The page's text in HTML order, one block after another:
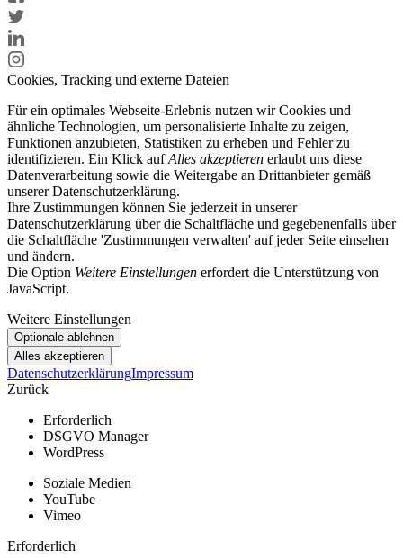
Cookies, Tracking und externe Dateien
Für ein optimales Webseite-Erlebnis nutzen wir Cookies und
ähnliche Technologien, um personalisierte Inhalte zu zeigen,
Funktionen anzubieten, Statistiken zu erheben und Fehler zu
identifizieren. Ein Klick aufAlles akzeptieren erlaubt uns diese
Datenverarbeitung sowie die Weitergabe an Drittanbieter gemäß
unserer Datenschutzerklärung.
Ihre Zustimmungen können Sie jederzeit in unserer
Datenschutzerklärung über die Schaltfläche und gegebenenfalls über
die Schaltfläche 'Zustimmungen verwalten' auf jeder Seite einsehen
und ändern.
Die Option Weitere Einstellungen erfordert die Unterstützung von
JavaScript.
Weitere Einstellungen
DatenschutzerklärungImpressum
Zurück
Erforderlich
DSGVO Manager
WordPress
Soziale Medien
YouTube
Vimeo
Erforderlich